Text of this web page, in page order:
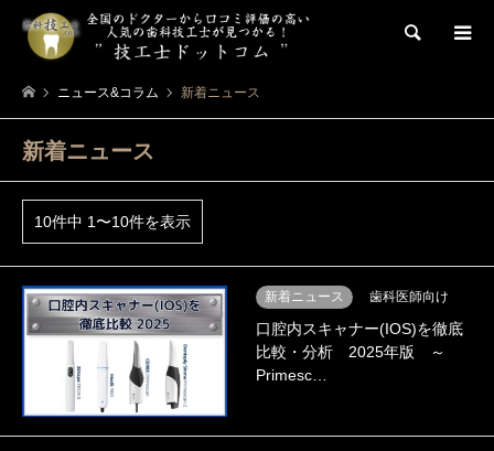
検索
ニュース&コラム 新着ニュース
新着ニュース
10件中 1〜10件を表示
新着ニュース 歯科医師向け
口腔内スキャナー(IOS)を徹底
比較・分析 2025年版 ～
Primesc…